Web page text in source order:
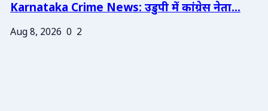
Karnataka Crime News: उडुपी में कांग्रेस नेता...
Aug 8, 2026 0 2